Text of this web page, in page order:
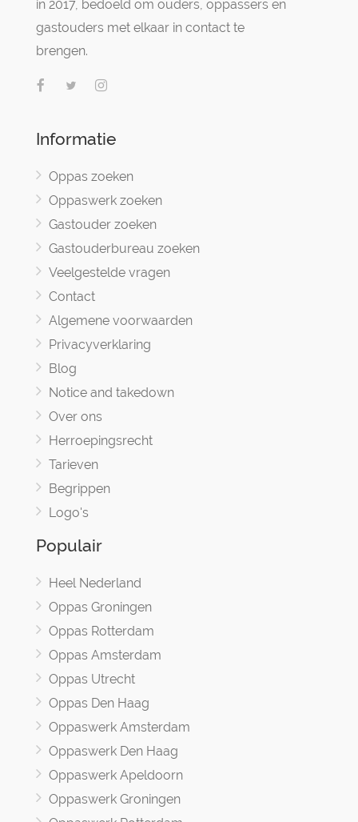
in 2017, bedoeld om ouders, oppassers en
gastouders met elkaar in contact te
brengen.
Informatie
Oppas zoeken
Oppaswerk zoeken
Gastouder zoeken
Gastouderbureau zoeken
Veelgestelde vragen
Contact
Algemene voorwaarden
Privacyverklaring
Blog
Notice and takedown
Over ons
Herroepingsrecht
Tarieven
Begrippen
Logo's
Populair
Heel Nederland
Oppas Groningen
Oppas Rotterdam
Oppas Amsterdam
Oppas Utrecht
Oppas Den Haag
Oppaswerk Amsterdam
Oppaswerk Den Haag
Oppaswerk Apeldoorn
Oppaswerk Groningen